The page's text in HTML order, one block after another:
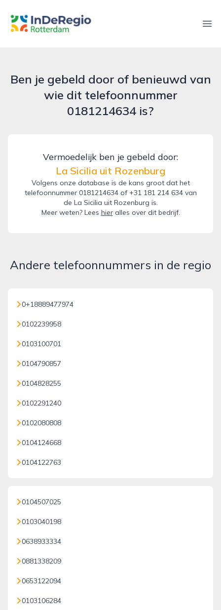
inderegiorotterdam.nl
Ben je gebeld door of benieuwd van
wie dit telefoonnummer
0181214634 is?
Vermoedelijk ben je gebeld door:
La Sicilia uit Rozenburg
Volgens onze database is de kans groot dat het
telefoonnummer 0181214634 of +31 181 214 634 van
de La Sicilia uit Rozenburg is.
Meer weten? Lees hieralles over dit bedrijf.
Andere telefoonnummers in de regio
0+18889477974
0102239958
0103100701
0104790857
0104828255
0102291240
0102080808
0104124668
0104122763
0104507025
0103040198
0638933334
0881338209
0653122094
0103106284